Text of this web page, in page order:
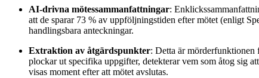
AI-drivna mötessammanfattningar:
att de sparar 73 % av uppföljningstiden efter mötet (enligt
handlingsbara anteckningar.
Extraktion av åtgärdspunkter: Detta är mörderfunktionen
plockar ut specifika uppgifter, detekterar vem som åtog sig
visas moment efter att mötet avslutas.